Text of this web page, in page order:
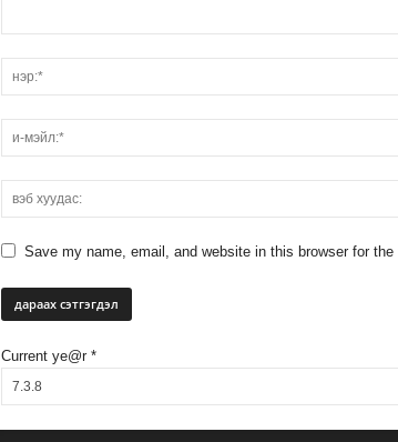
Save my name, email, and website in this browser for
Current ye@r *